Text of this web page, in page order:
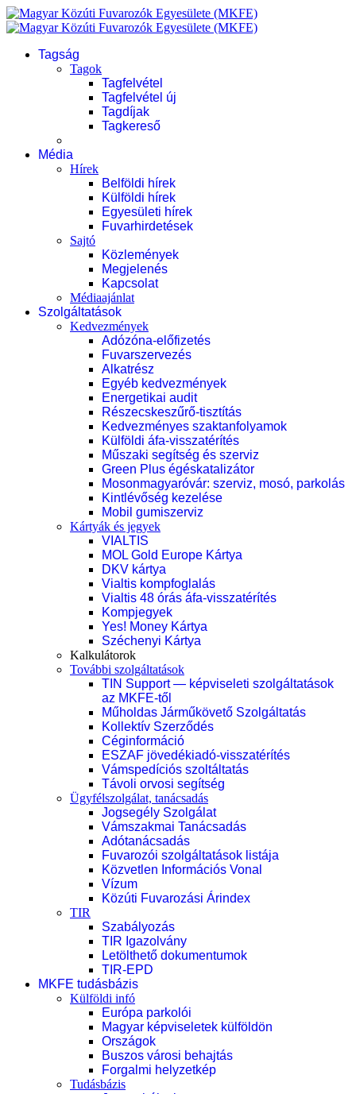
Tagság
Tagok
Tagfelvétel
Tagfelvétel új
Tagdíjak
Tagkereső
Média
Hírek
Belföldi hírek
Külföldi hírek
Egyesületi hírek
Fuvarhirdetések
Sajtó
Közlemények
Megjelenés
Kapcsolat
Médiaajánlat
Szolgáltatások
Kedvezmények
Adózóna-előfizetés
Fuvarszervezés
Alkatrész
Egyéb kedvezmények
Energetikai audit
Részecskeszűrő-tisztítás
Kedvezményes szaktanfolyamok
Külföldi áfa-visszatérítés
Műszaki segítség és szerviz
Green Plus égéskatalizátor
Mosonmagyaróvár: szerviz, mosó, parkolás
Kintlévőség kezelése
Mobil gumiszerviz
Kártyák és jegyek
VIALTIS
MOL Gold Europe Kártya
DKV kártya
Vialtis kompfoglalás
Vialtis 48 órás áfa-visszatérítés
Kompjegyek
Yes! Money Kártya
Széchenyi Kártya
Kalkulátorok
További szolgáltatások
TIN Support — képviseleti szolgáltatások
az MKFE-től
Műholdas Járműkövető Szolgáltatás
Kollektív Szerződés
Céginformáció
ESZAF jövedékiadó-visszatérítés
Vámspedíciós szoltáltatás
Távoli orvosi segítség
Ügyfélszolgálat, tanácsadás
Jogsegély Szolgálat
Vámszakmai Tanácsadás
Adótanácsadás
Fuvarozói szolgáltatások listája
Közvetlen Információs Vonal
Vízum
Közúti Fuvarozási Árindex
TIR
Szabályozás
TIR Igazolvány
Letölthető dokumentumok
TIR-EPD
MKFE tudásbázis
Külföldi infó
Európa parkolói
Magyar képviseletek külföldön
Országok
Buszos városi behajtás
Forgalmi helyzetkép
Tudásbázis